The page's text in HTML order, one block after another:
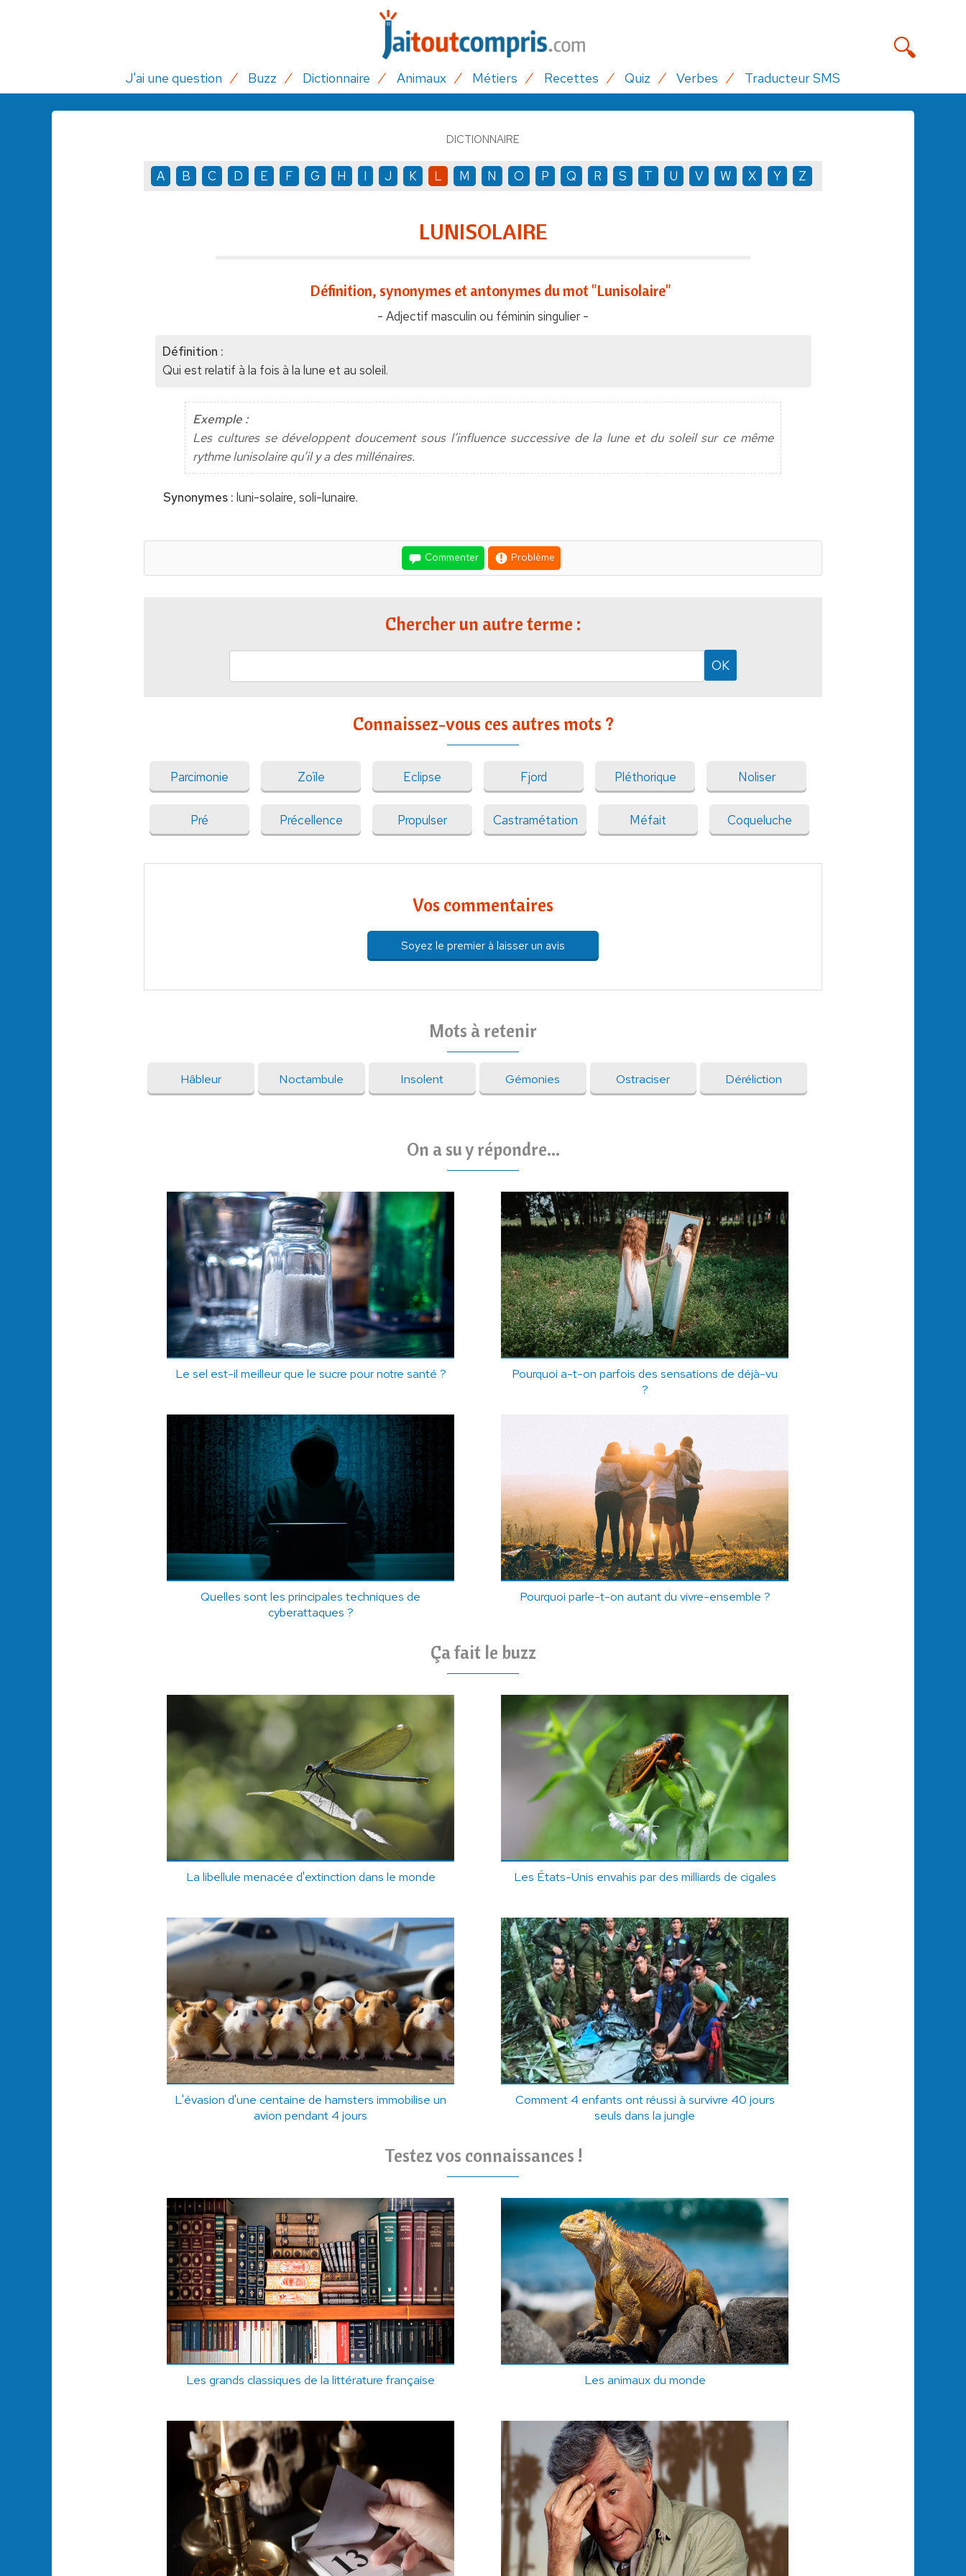
J'ai une question Buzz Dictionnaire Animaux Métiers Recettes Quiz Verbes Traducteur SMS
DICTIONNAIRE
A B C D E F G H I J K L M N O P Q R S T U V W X Y Z
LUNISOLAIRE
Définition, synonymes et antonymes du mot "Lunisolaire"
- Adjectif masculin ou féminin singulier -
Définition :
Qui est relatif à la fois à la lune et au soleil.
Exemple :
Les cultures se développent doucement sous l’influence successive de la lune et du soleil sur ce même
rythme lunisolaire qu’il y a des millénaires.
Synonymes : luni-solaire, soli-lunaire.
Commenter Problème
Chercher un autre terme :
Connaissez-vous ces autres mots ?
Parcimonie Zoïle Eclipse Fjord Pléthorique Noliser
Pré Précellence Propulser Castramétation Méfait Coqueluche
Vos commentaires
Soyez le premier à laisser un avis
Mots à retenir
Hâbleur Noctambule Insolent Gémonies Ostraciser Déréliction
On a su y répondre...
Le sel est-il meilleur que le sucre pour notre santé ?
Pourquoi a-t-on parfois des sensations de déjà-vu
?
Quelles sont les principales techniques de
cyberattaques ?
Pourquoi parle-t-on autant du vivre-ensemble ?
Ça fait le buzz
La libellule menacée d'extinction dans le monde Les États-Unis envahis par des milliards de cigales
L'évasion d'une centaine de hamsters immobilise un
avion pendant 4 jours
Comment 4 enfants ont réussi à survivre 40 jours
seuls dans la jungle
Testez vos connaissances !
Les grands classiques de la littérature française Les animaux du monde